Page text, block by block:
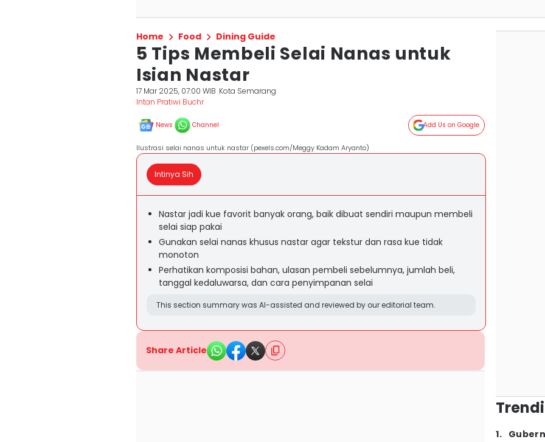
Home Food Dining Guide
5 Tips Membeli Selai Nanas untuk
Isian Nastar
17 Mar 2025, 07:00 WIB Kota Semarang
Intan Pratiwi Buchr
News Channel Add Us on Google
Ilustrasi selai nanas untuk nastar (pexels.com/Meggy Kadam Aryanto)
Intinya Sih
Nastar jadi kue favorit banyak orang, baik dibuat sendiri maupun membeli
selai siap pakai
Gunakan selai nanas khusus nastar agar tekstur dan rasa kue tidak
monoton
Perhatikan komposisi bahan, ulasan pembeli sebelumnya, jumlah beli,
tanggal kedaluwarsa, dan cara penyimpanan selai
This section summary was AI-assisted and reviewed by our editorial team.
Share Article
1.